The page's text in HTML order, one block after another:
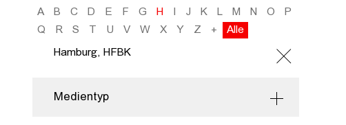
A B C D E F G H J K L M N O
P
Q
R S U V W X Y Z + Alle
Hamburg, HFBK
Medientyp